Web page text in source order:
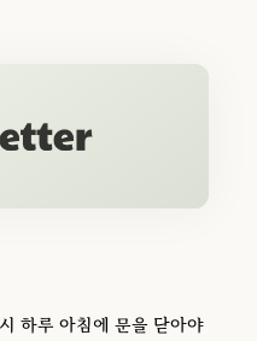
하루 아침에 문을 닫아야